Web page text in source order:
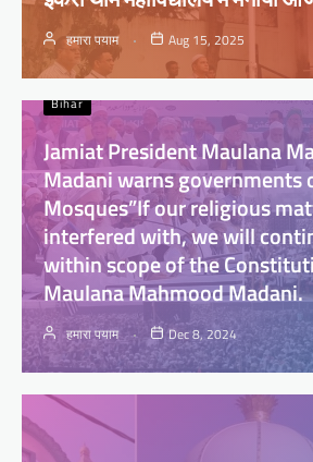
हमारा पयाम Aug 15, 2025
Bihar
Jamiat President Maulana
Madani warns governments
Mosques”If our religious
interfered with, we will
within scope of the
Maulana Mahmood Madani.
हमारा पयाम Dec 8, 2024